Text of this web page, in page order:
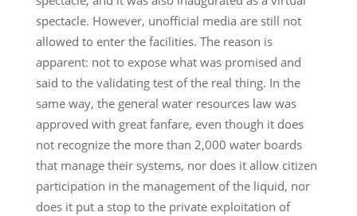
spectacle. However, unofficial media are still not
allowed to enter the facilities. The reason is
apparent: not to expose what was promised and
said to the validating test of the real thing. In the
same way, the general water resources law was
approved with great fanfare, even though it does
not recognize the more than 2,000 water boards
that manage their systems, nor does it allow citizen
participation in the management of the liquid, nor
does it put a stop to the private exploitation of